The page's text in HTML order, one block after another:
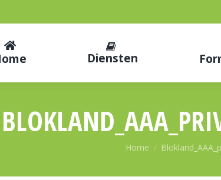
Diensten
Je bent hier:
Home